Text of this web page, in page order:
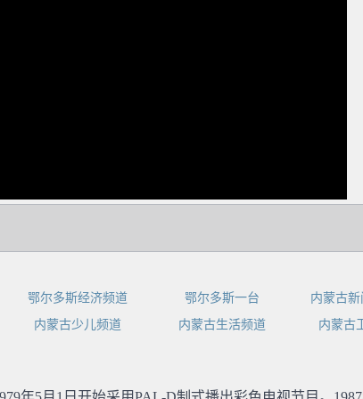
鄂尔多斯经济频道 鄂尔多斯一台 内蒙古
内蒙古少儿频道 内蒙古生活频道 内蒙古